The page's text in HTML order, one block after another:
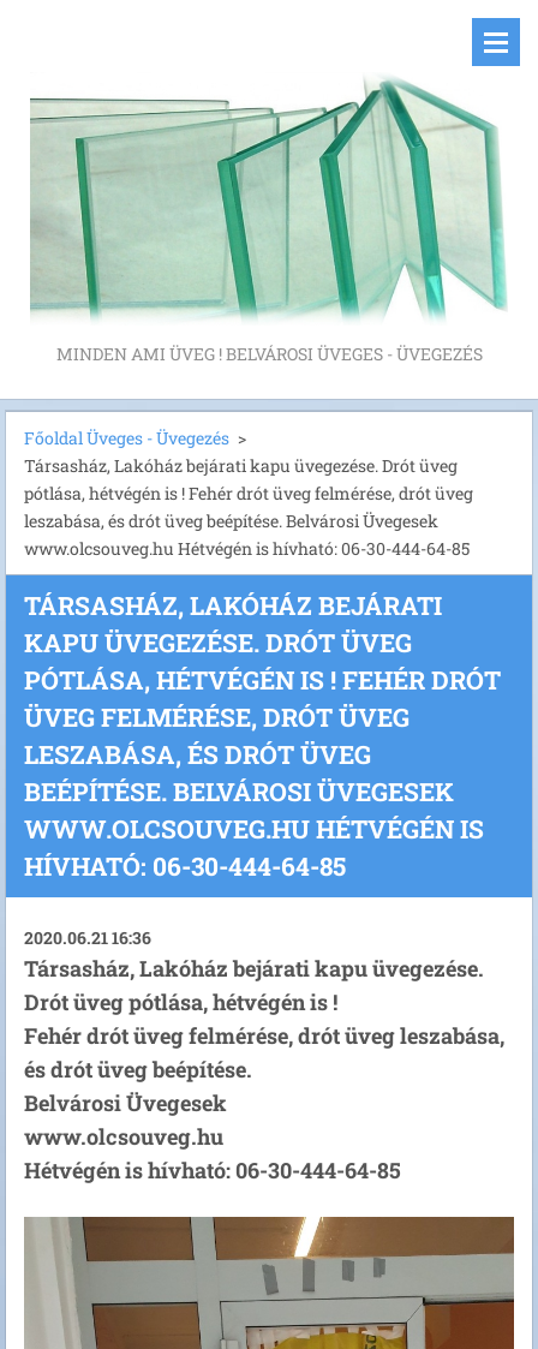
MINDEN AMI ÜVEG ! BELVÁROSI ÜVEGES - ÜVEGEZÉS
Főoldal Üveges - Üvegezés >
Társasház, Lakóház bejárati kapu üvegezése. Drót üveg
pótlása, hétvégén is ! Fehér drót üveg felmérése, drót üveg
leszabása, és drót üveg beépítése. Belvárosi Üvegesek
www.olcsouveg.hu Hétvégén is hívható: 06-30-444-64-85
TÁRSASHÁZ, LAKÓHÁZ BEJÁRATI
KAPU ÜVEGEZÉSE. DRÓT ÜVEG
PÓTLÁSA, HÉTVÉGÉN IS ! FEHÉR DRÓT
ÜVEG FELMÉRÉSE, DRÓT ÜVEG
LESZABÁSA, ÉS DRÓT ÜVEG
BEÉPÍTÉSE. BELVÁROSI ÜVEGESEK
WWW.OLCSOUVEG.HU HÉTVÉGÉN IS
HÍVHATÓ: 06-30-444-64-85
2020.06.21 16:36
Társasház, Lakóház bejárati kapu üvegezése.
Drót üveg pótlása, hétvégén is !
Fehér drót üveg felmérése, drót üveg leszabása,
és drót üveg beépítése.
Belvárosi Üvegesek
www.olcsouveg.hu
Hétvégén is hívható: 06-30-444-64-85